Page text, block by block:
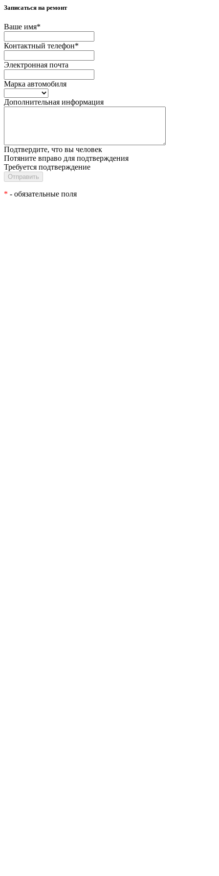
Записаться на ремонт
Ваше имя*
Контактный телефон*
Электронная почта
Марка автомобиля
Дополнительная информация
Подтвердите, что вы человек
Потяните вправо для подтверждения
Требуется подтверждение
* - обязательные поля